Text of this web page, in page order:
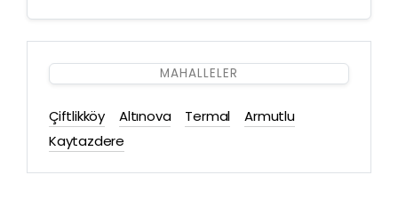
MAHALLELER
Çiftlikköy Altınova Termal
Armutlu
Kaytazdere